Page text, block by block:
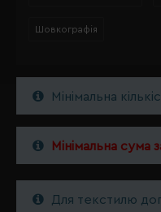
Шовкографія
Мінімальна
Мінімальна сума
Для текстилю